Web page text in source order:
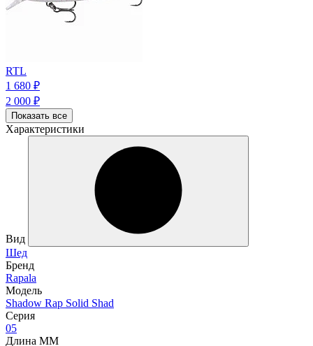
RTL
1 680 ₽
2 000 ₽
Показать все
Характеристики
Вид
Шед
Бренд
Rapala
Модель
Shadow Rap Solid Shad
Серия
05
Длина ММ